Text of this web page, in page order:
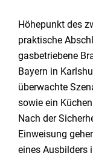
Höhepunkt des
praktische
gasbetriebene
Bayern in
überwachte
sowie ein
Nach der
Einweisung
eines Ausbilders